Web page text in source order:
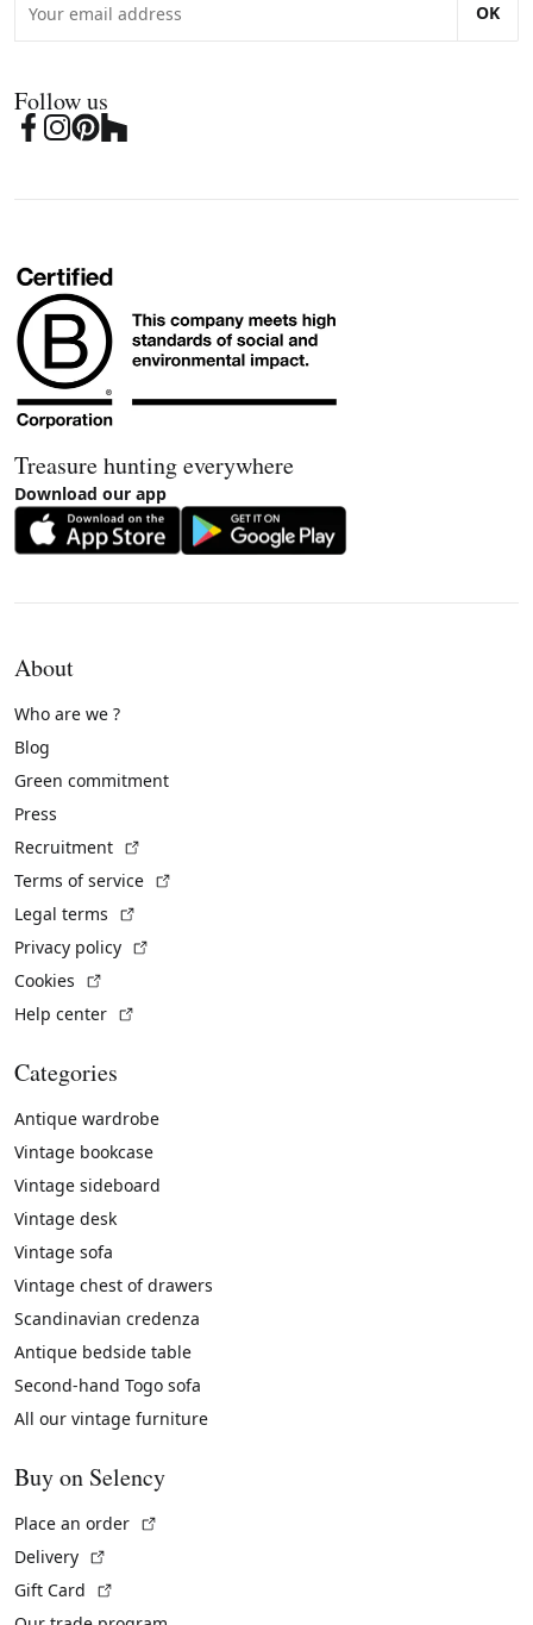
OK
Follow us
Treasure hunting everywhere
Download our app
About
Who are we ?
Blog
Green commitment
Press
Recruitment
Terms of service
Legal terms
Privacy policy
Cookies
Help center
Categories
Antique wardrobe
Vintage bookcase
Vintage sideboard
Vintage desk
Vintage sofa
Vintage chest of drawers
Scandinavian credenza
Antique bedside table
Second-hand Togo sofa
All our vintage furniture
Buy on Selency
Place an order
Delivery
Gift Card